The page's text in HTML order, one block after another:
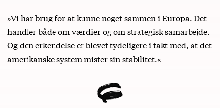
»Vi har brug for at kunne noget sammen i Europa. Det
handler både om værdier og om strategisk samarbejde.
Og den erkendelse er blevet tydeligere i takt med, at det
amerikanske system mister sin stabilitet.«